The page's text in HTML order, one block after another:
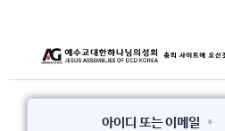
로
아이디 또는 이메일 *